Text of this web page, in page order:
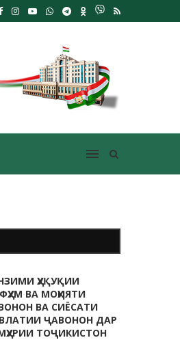
ҲУҚУҚИИ
ВА МОҲИЯТИ
ВА СИЁСАТИ
ҶАВОНОН ДАР
ТОҶИКИСТОН